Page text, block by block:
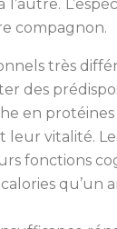
compagnon.
très
des
en
vitalité.
fonctions